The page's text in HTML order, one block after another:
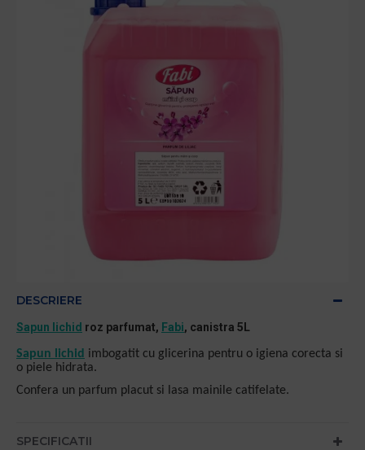
DESCRIERE
Sapun lichid roz parfumat, Fabi, canistra 5L
Sapun lichid imbogatit cu glicerina pentru o igiena corecta si
o piele hidrata.
Confera un parfum placut si lasa mainile catifelate.
SPECIFICATII